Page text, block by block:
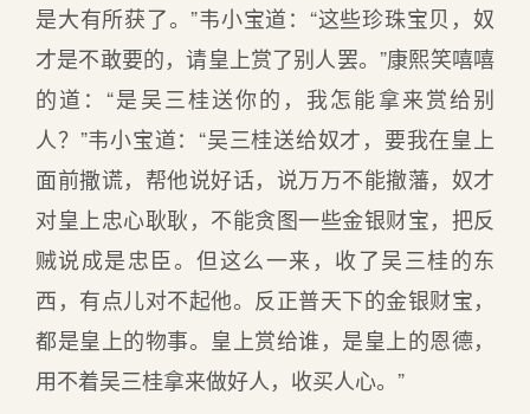
是大有所获了。”韦小宝道：“这些珍珠宝贝，奴
才是不敢要的，请皇上赏了别人罢。”康熙笑嘻嘻
的道：“是吴三桂送你的，我怎能拿来赏给别
人？”韦小宝道：“吴三桂送给奴才，要我在皇上
面前撒谎，帮他说好话，说万万不能撤藩，奴才
对皇上忠心耿耿，不能贪图一些金银财宝，把反
贼说成是忠臣。但这么一来，收了吴三桂的东
西，有点儿对不起他。反正普天下的金银财宝，
都是皇上的物事。皇上赏给谁，是皇上的恩德，
用不着吴三桂拿来做好人，收买人心。”